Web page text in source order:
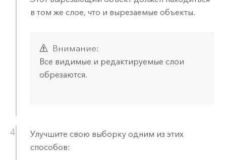
в том же слое, что и вырезаемые объекты.
Внимание:
Все видимые и редактируемые слои
обрезаются.
Улучшите свою выборку одним из этих
способов: